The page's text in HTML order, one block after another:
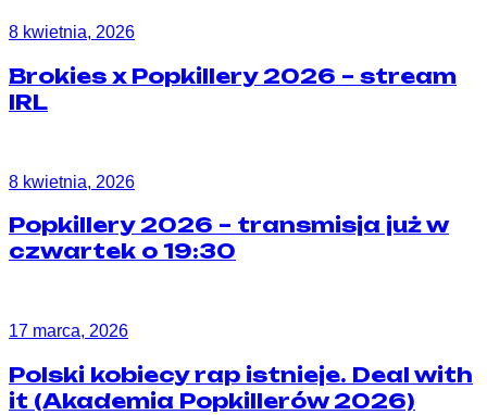
8 kwietnia, 2026
Brokies x Popkillery 2026 – stream
IRL
8 kwietnia, 2026
Popkillery 2026 – transmisja już w
czwartek o 19:30
17 marca, 2026
Polski kobiecy rap istnieje. Deal with
it (Akademia Popkillerów 2026)